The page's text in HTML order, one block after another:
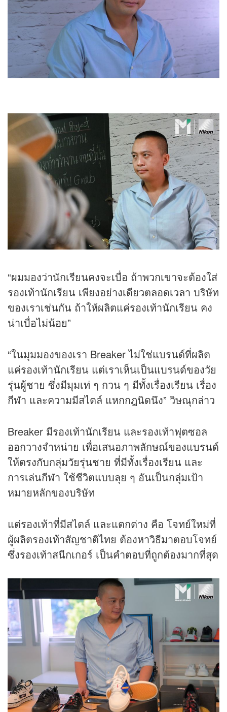
“ผมมองว่านักเรียนคงจะเบื่อ ถ้าพวกเขาจะต้องใส่
รองเท้านักเรียน เพียงอย่างเดียวตลอดเวลา บริษัท
ของเราเช่นกัน ถ้าให้ผลิตแค่รองเท้านักเรียน คง
น่าเบื่อไม่น้อย”
“ในมุมมองของเรา Breaker ไม่ใช่แบรนด์ที่ผลิต
แค่รองเท้านักเรียน แต่เราเห็นเป็นแบรนด์ของวัย
รุ่นผู้ชาย ซึ่งมีมุมเท่ ๆ กวน ๆ มีทั้งเรื่องเรียน เรื่อง
กีฬา และความมีสไตล์ แหกกฎนิดนึง” วิษณุกล่าว
Breaker มีรองเท้านักเรียน และรองเท้าฟุตซอล
ออกวางจำหน่าย เพื่อเสนอภาพลักษณ์ของแบรนด์
ให้ตรงกับกลุ่มวัยรุ่นชาย ที่มีทั้งเรื่องเรียน และ
การเล่นกีฬา ใช้ชีวิตแบบลุย ๆ อันเป็นกลุ่มเป้า
หมายหลักของบริษัท
แต่รองเท้าที่มีสไตล์ และแตกต่าง คือ โจทย์ใหม่ที่
ผู้ผลิตรองเท้าสัญชาติไทย ต้องหาวิธีมาตอบโจทย์
ซึ่งรองเท้าสนีกเกอร์ เป็นคำตอบที่ถูกต้องมากที่สุด